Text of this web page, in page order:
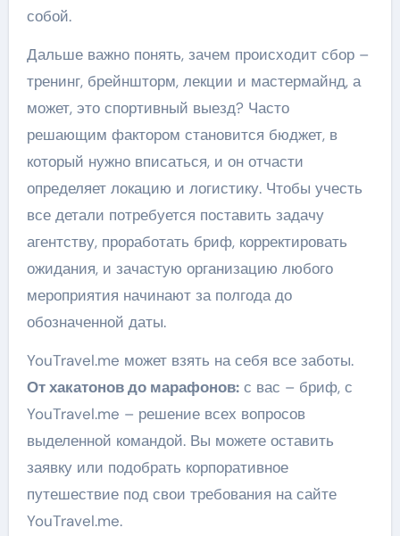
собой.
Дальше важно понять, зачем происходит сбор –
тренинг, брейншторм, лекции и мастермайнд, а
может, это спортивный выезд? Часто
решающим фактором становится бюджет, в
который нужно вписаться, и он отчасти
определяет локацию и логистику. Чтобы учесть
все детали потребуется поставить задачу
агентству, проработать бриф, корректировать
ожидания, и зачастую организацию любого
мероприятия начинают за полгода до
обозначенной даты.
YouTravel.me может взять на себя все заботы.
От хакатонов до марафонов:с вас – бриф, с
YouTravel.me – решение всех вопросов
выделенной командой. Вы можете оставить
заявку или подобрать корпоративное
путешествие под свои требования на сайте
YouTravel.me.